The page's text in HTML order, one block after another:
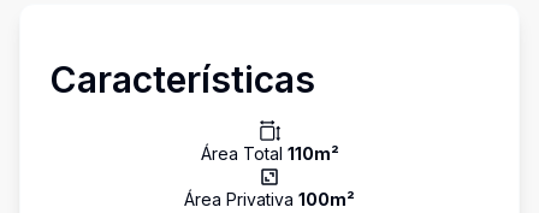
Características
Área Total 110m²
Área Privativa 100m²